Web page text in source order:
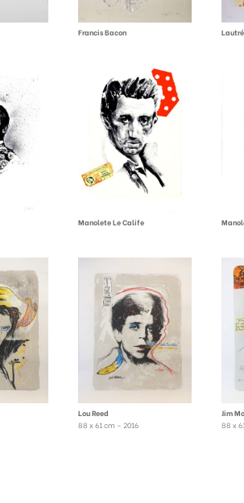
Francis Bacon
Manolete Le Calife
Lou Reed
88 x 61 cm – 2016
Jim
88 x